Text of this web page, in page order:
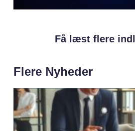
Få læst flere
Flere Nyheder